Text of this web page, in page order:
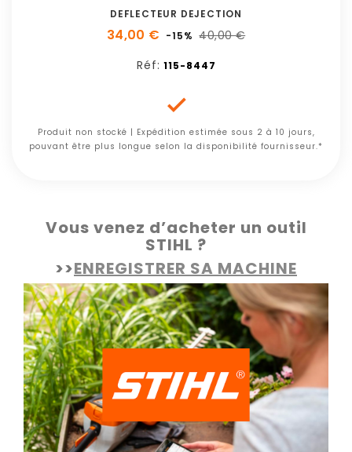
DEFLECTEUR DEJECTION
34,00 € -15% 40,00 €
Réf: 115-8447

Produit non stocké | Expédition estimée sous 2 à 10 jours,
pouvant être plus longue selon la disponibilité fournisseur.*
Vous venez d’acheter un outil
STIHL ?
>>ENREGISTRER SA MACHINE